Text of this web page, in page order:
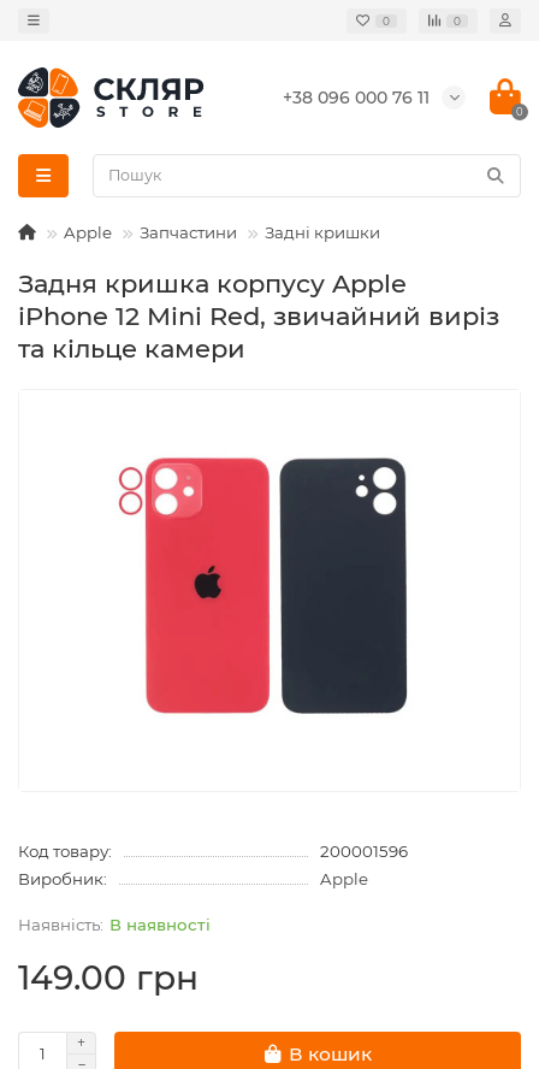
0 0
+38 096 000 76 11
0
Apple Запчастини Задні кришки
Задня кришка корпусу Apple
iPhone 12 Mini Red, звичайний виріз
та кільце камери
Код товару:
200001596
Виробник:
Apple
В наявності
149.00 грн
В кошик